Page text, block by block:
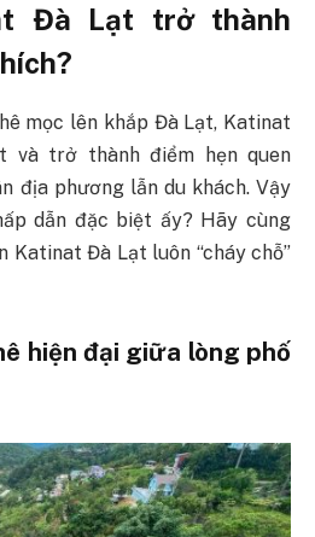
Đà Lạt trở thành
mọc lên khắp Đà Lạt, Katinat
và trở thành điểm hẹn quen
địa phương lẫn du khách. Vậy
dẫn đặc biệt ấy? Hãy cùng
Katinat Đà Lạt luôn “cháy chỗ”
hiện đại giữa lòng phố